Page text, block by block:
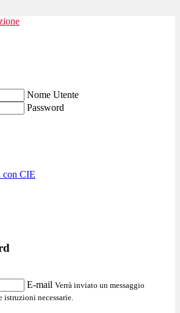
Nome Utente
Password
con CIE
E-mail Verrà inviato un messaggio
necessarie.